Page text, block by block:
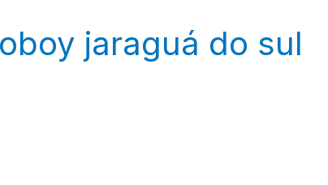
jaraguá do sul